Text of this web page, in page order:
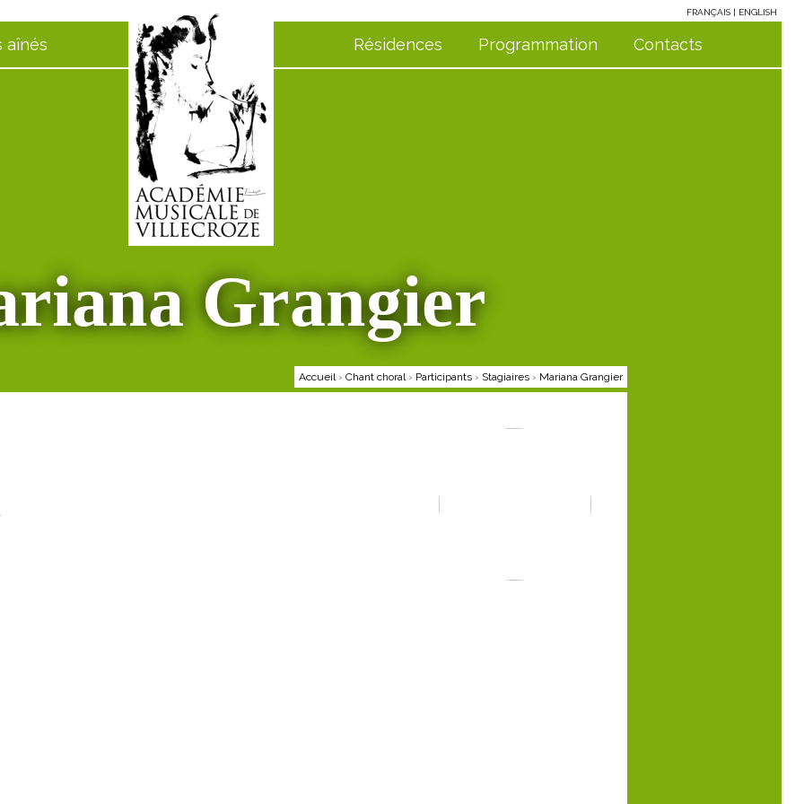
FRANÇAIS
ENGLISH
aînés Résidences Programmation Contacts
Grangier
Accueil › Chant choral › Participants › Stagiaires › Mariana Grangier